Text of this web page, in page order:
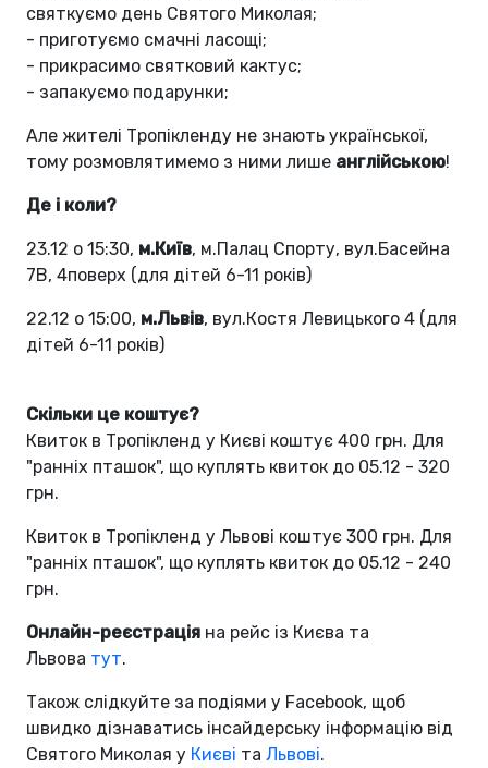
святкуємо день Святого Миколая;
- приготуємо смачні ласощі;
- прикрасимо святковий кактус;
- запакуємо подарунки;
Але жителі Тропікленду не знають української,
тому розмовлятимемо з ними лише англійською!
Де і коли?
23.12 o 15:30, м.Київ, м.Палац Спорту, вул.Басейна
7В, 4поверх (для дітей 6-11 років)
22.12 о 15:00, м.Львів, вул.Костя Левицького 4 (для
дітей 6-11 років)
Скільки це коштує?
Квиток в Тропікленд у Києві коштує 400 грн. Для
"ранніх пташок", що куплять квиток до 05.12 - 320
грн.
Квиток в Тропікленд у Львові коштує 300 грн. Для
"ранніх пташок", що куплять квиток до 05.12 - 240
грн.
Онлайн-реєстрація на рейс із Києва та
Львова тут.
Також слідкуйте за подіями у Facebook, щоб
швидко дізнаватись інсайдерську інформацію від
Святого Миколая у Києві та Львові.